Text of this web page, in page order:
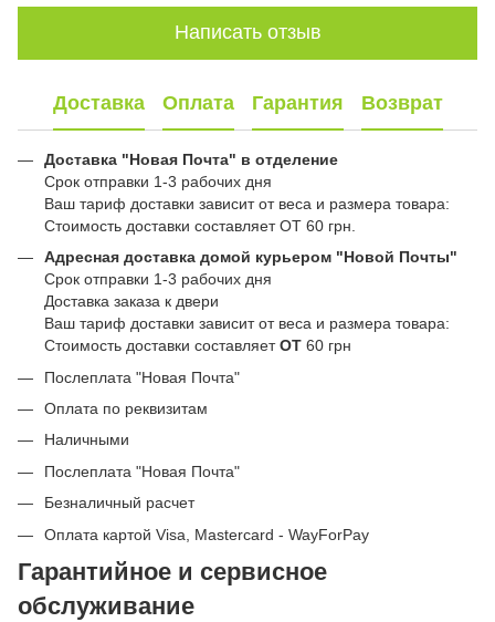
Написать отзыв
Доставка Оплата Гарантия Возврат
Доставка "Новая Почта" в отделение
Срок отправки 1-3 рабочих дня
Ваш тариф доставки зависит от веса и размера товара:
Стоимость доставки составляет ОТ 60 грн.
Адресная доставка домой курьером "Новой Почты"
Срок отправки 1-3 рабочих дня
Доставка заказа к двери
Ваш тариф доставки зависит от веса и размера товара:
Стоимость доставки составляетОТ 60 грн
Послеплата "Новая Почта"
Оплата по реквизитам
Наличными
Послеплата "Новая Почта"
Безналичный расчет
Оплата картой Visa, Mastercard - WayForPay
Гарантийное и сервисное
обслуживание